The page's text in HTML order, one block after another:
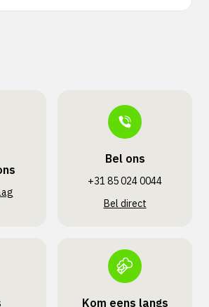
Bel ons
+31 85 024 0044
Bel direct
Kom eens langs